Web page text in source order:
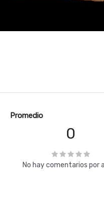
Promedio
0
No hay comentarios por